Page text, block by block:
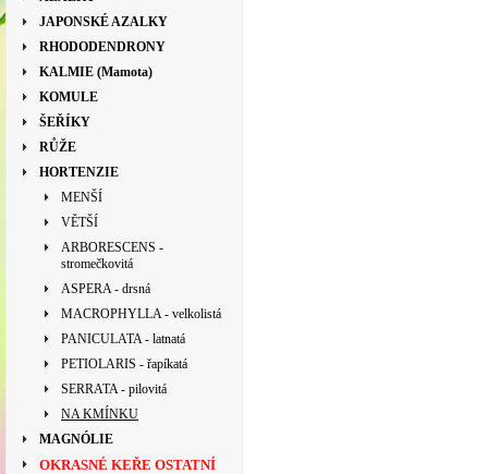
JAPONSKÉ AZALKY
RHODODENDRONY
KALMIE (Mamota)
KOMULE
ŠEŘÍKY
RŮŽE
HORTENZIE
MENŠÍ
VĚTŠÍ
ARBORESCENS -
stromečkovitá
ASPERA - drsná
MACROPHYLLA - velkolistá
PANICULATA - latnatá
PETIOLARIS - řapíkatá
SERRATA - pilovitá
NA KMÍNKU
MAGNÓLIE
OKRASNÉ KEŘE OSTATNÍ